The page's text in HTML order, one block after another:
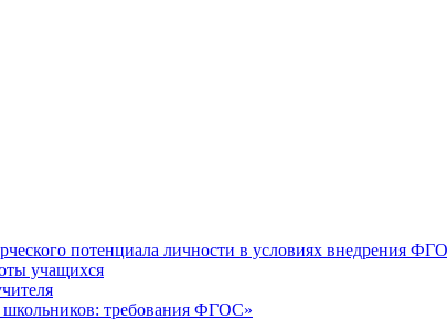
потенциала личности в условиях внедрения
учащихся
школьников: требования ФГОС»